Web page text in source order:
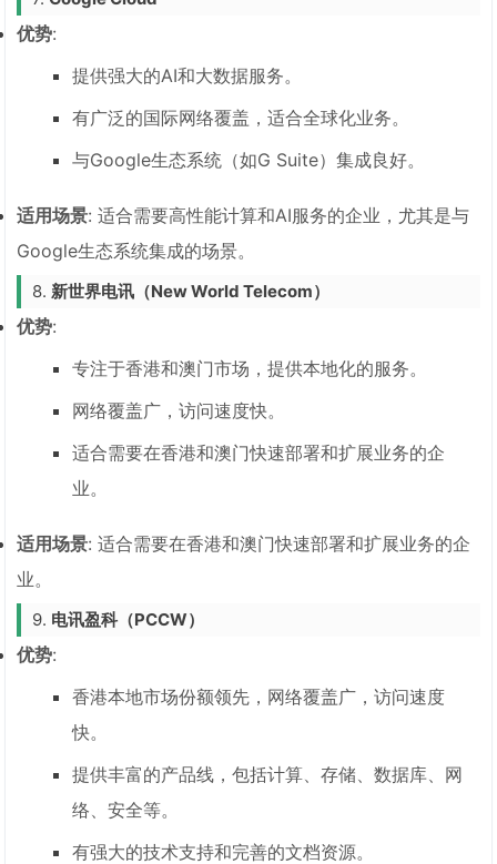
优势:
提供强大的AI和大数据服务。
有广泛的国际网络覆盖，适合全球化业务。
与Google生态系统（如G Suite）集成良好。
适用场景: 适合需要高性能计算和AI服务的企业，尤其是与
Google生态系统集成的场景。
8.新世界电讯（New World Telecom）
优势:
专注于香港和澳门市场，提供本地化的服务。
网络覆盖广，访问速度快。
适合需要在香港和澳门快速部署和扩展业务的企
业。
适用场景: 适合需要在香港和澳门快速部署和扩展业务的企
业。
9. 电讯盈科（PCCW）
优势:
香港本地市场份额领先，网络覆盖广，访问速度
快。
提供丰富的产品线，包括计算、存储、数据库、网
络、安全等。
有强大的技术支持和完善的文档资源。